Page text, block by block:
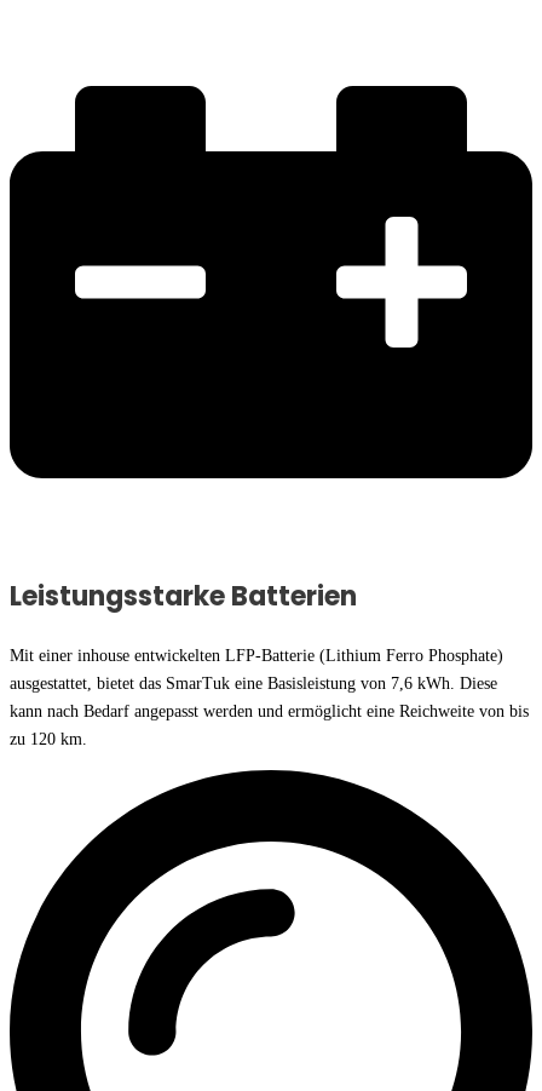
Leistungsstarke Batterien
Mit einer inhouse entwickelten LFP-Batterie (Lithium Ferro Phosphate)
ausgestattet, bietet das SmarTuk eine Basisleistung von 7,6 kWh. Diese
kann nach Bedarf angepasst werden und ermöglicht eine Reichweite von bis
zu 120 km.